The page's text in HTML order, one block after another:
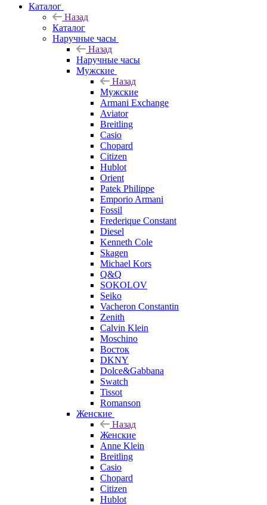
Каталог
Назад
Каталог
Наручные часы
Назад
Наручные часы
Мужские
Назад
Мужские
Armani Exchange
Aviator
Breitling
Casio
Chopard
Citizen
Hublot
Orient
Patek Philippe
Emporio Armani
Fossil
Frederique Constant
Diesel
Kenneth Cole
Skagen
Michael Kors
Q&Q
SOKOLOV
Seiko
Vacheron Constantin
Zenith
Calvin Klein
Moschino
Восток
DKNY
Dolce&Gabbana
Swatch
Tissot
Romanson
Женские
Назад
Женские
Anne Klein
Breitling
Casio
Chopard
Citizen
Hublot